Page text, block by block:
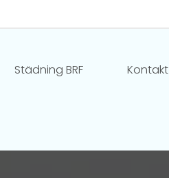
Städning BRF Kontakt